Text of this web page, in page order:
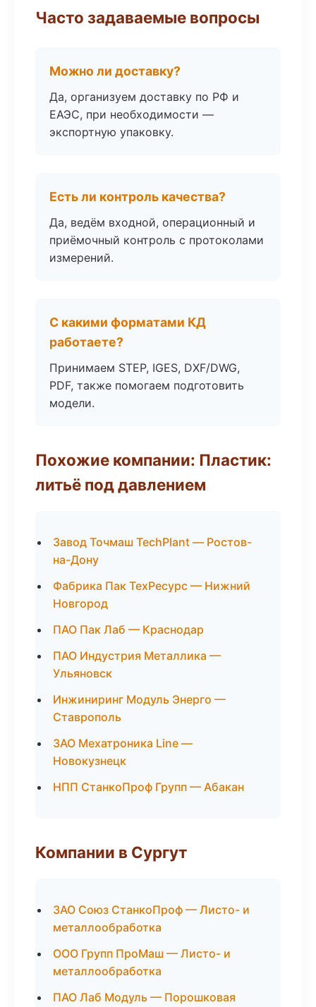
Часто задаваемые вопросы
Можно ли доставку?
Да, организуем доставку по РФ и
ЕАЭС, при необходимости —
экспортную упаковку.
Есть ли контроль качества?
Да, ведём входной, операционный и
приёмочный контроль с протоколами
измерений.
С какими форматами КД
работаете?
Принимаем STEP, IGES, DXF/DWG,
PDF, также помогаем подготовить
модели.
Похожие компании: Пластик:
литьё под давлением
Завод Точмаш TechPlant — Ростов-
на-Дону
Фабрика Пак ТехРесурс — Нижний
Новгород
ПАО Пак Лаб — Краснодар
ПАО Индустрия Металлика —
Ульяновск
Инжиниринг Модуль Энерго —
Ставрополь
ЗАО Мехатроника Line —
Новокузнецк
НПП СтанкоПроф Групп — Абакан
Компании в Сургут
ЗАО Союз СтанкоПроф — Листо- и
металлообработка
ООО Групп ПроМаш — Листо- и
металлообработка
ПАО Лаб Модуль — Порошковая